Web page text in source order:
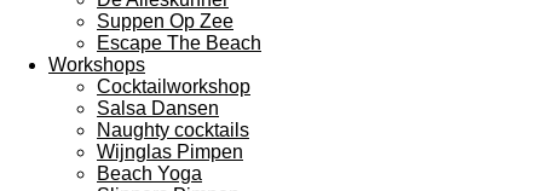
Suppen Op Zee
Escape The Beach
Workshops
Cocktailworkshop
Salsa Dansen
Naughty cocktails
Wijnglas Pimpen
Beach Yoga